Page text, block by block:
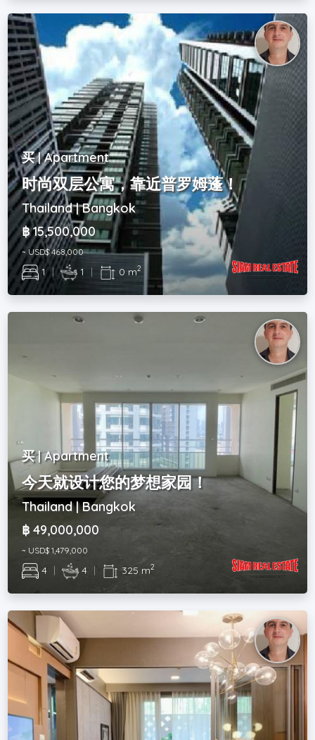
买 | Apartment
时尚双层公寓，靠近普罗姆蓬！
Thailand | Bangkok
฿ 15,500,000
~ USD$ 468,000
1 | 1 | 0 m2
买 | Apartment
今天就设计您的梦想家园！
Thailand | Bangkok
฿ 49,000,000
~ USD$ 1,479,000
4 | 4 | 325 m2